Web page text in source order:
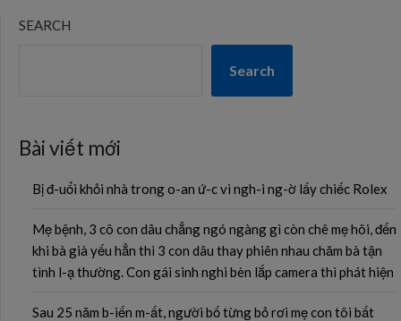
SEARCH
Search
Bài viết mới
Bị đ-uổi khỏi nhà trong o-an ứ-c vì ngh-i ng-ờ lấy chiếc Rolex
Mẹ bệnh, 3 cô con dâu chẳng ngó ngàng gì còn chê mẹ hôi, đến
khi bà già yếu hẳn thì 3 con dâu thay phiên nhau chăm bà tận
tình l-ạ thường. Con gái sinh nghi bèn lắp camera thì phát hiện
Sau 25 năm b-iến m-ất, người bố từng bỏ rơi mẹ con tôi bất